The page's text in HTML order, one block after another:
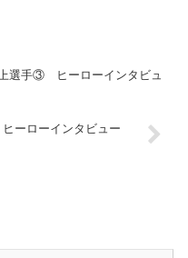
選手③ ヒーローインタビュ
ーローインタビュー